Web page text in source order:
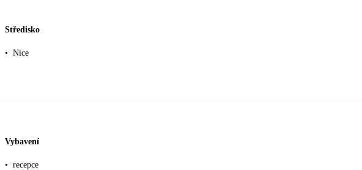
Středisko
• Nice
Vybavení
• recepce